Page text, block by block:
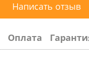
Написать отзыв
Оплата